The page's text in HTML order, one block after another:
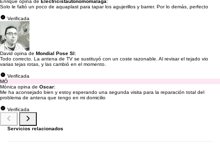
Enrique opina de Electricistautonomomalaga:
Solo le faltó un poco de aquaplast para tapar los agujerillos y barrer. Por lo demás, perfecto
Verificada
David opina de Mondial Pose Sl:
Todo correcto. La antena de TV se sustituyó con un coste razonable. Al revisar el tejado vio
varias tejas rotas, y las cambió en el momento.
Verificada
MÓ
Mónica opina de Oscar:
Me ha aconsejado bien y estoy esperando una segunda visita para la reparación total del
problema de antena que tengo en mi domicilio
Verificada
Servicios relacionados